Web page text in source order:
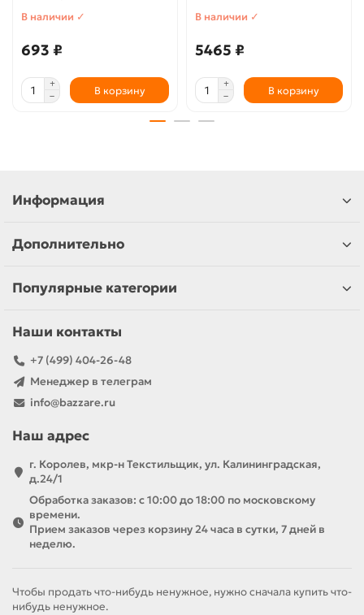
В наличии ✓
693 ₽
В корзину
В наличии ✓
5465 ₽
В корзину
Информация
Дополнительно
Популярные категории
Наши контакты
+7 (499) 404-26-48
Менеджер в телеграм
info@bazzare.ru
Наш адрес
г. Королев, мкр-н Текстильщик, ул. Калининградская,
д.24/1
Обработка заказов: с 10:00 до 18:00 по московскому
времени.
Прием заказов через корзину 24 часа в сутки, 7 дней в
неделю.
Чтобы продать что-нибудь ненужное, нужно сначала купить что-
нибудь ненужное.